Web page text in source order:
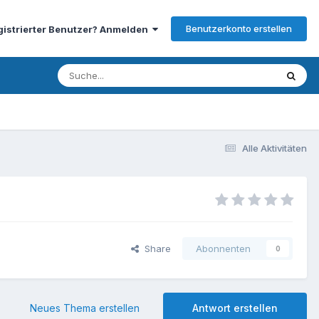
Benutzer? Anmelden Benutzerkonto erstellen
Alle Aktivitäten
Share Abonnenten 0
Antwort erstellen
Neues Thema erstellen